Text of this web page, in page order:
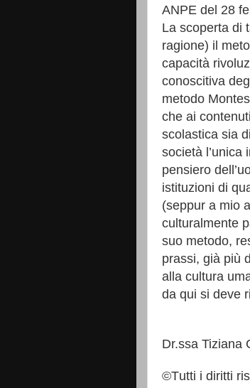
ANPE del 28
La scoperta di
ragione) il
capacità
conoscitiva
metodo
che ai
scolastica sia
società l’unica
pensiero
istituzioni di
(seppur a mio
culturalmente
suo metodo,
prassi, già più
alla cultura
da qui si deve
Dr.ssa Tiziana
©Tutti i diritti